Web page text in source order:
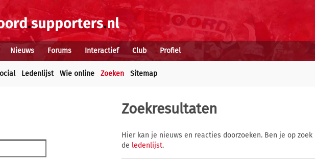
Nieuws Forums Interactief Club Profiel
Ledenlijst Wie online Zoeken Sitemap
Zoekresultaten
Hier kan je nieuws en reacties doorzoeken. Ben je op
de ledenlijst.